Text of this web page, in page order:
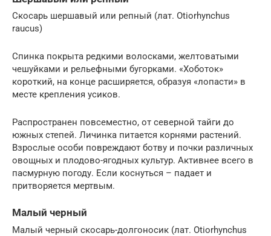
Скосарь шершавый или репный (лат. Otiorhynchus
raucus)
Спинка покрыта редкими волосками, желтоватыми
чешуйками и рельефными бугорками. «Хоботок»
короткий, на конце расширяется, образуя «лопасти» в
месте крепления усиков.
Распространен повсеместно, от северной тайги до
южных степей. Личинка питается корнями растений.
Взрослые особи повреждают ботву и почки различных
овощных и плодово-ягодных культур. Активнее всего в
пасмурную погоду. Если коснуться – падает и
притворяется мертвым.
Малый черный
Малый черный скосарь-долгоносик (лат. Otiorhynchus